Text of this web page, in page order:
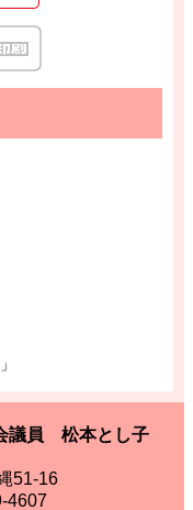
議員 松本とし子
51-16
4607